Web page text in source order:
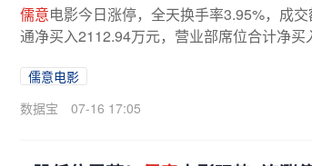
儒意电影今日涨停，全天换手率3.95%，成
通净买入2112.94万元，营业部席位合计净
儒意电影
数据宝
07-16 17:05